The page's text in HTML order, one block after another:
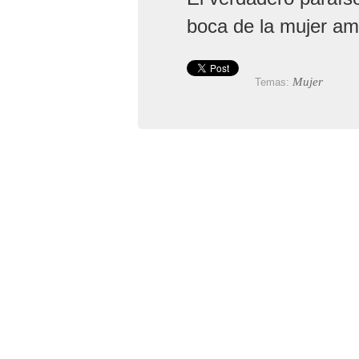
boca de la mujer
Temas: Mujer